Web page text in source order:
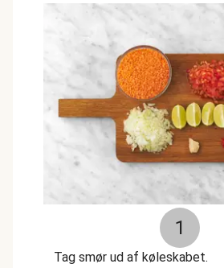
1
Tag smør ud af køleskabet.